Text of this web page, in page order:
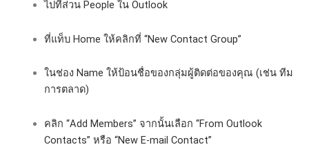
ไปที่ส่วน People ใน Outlook
ที่แท็บ Home ให้คลิกที่ “New Contact Group”
ในช่อง Name ให้ป้อนชื่อของกลุ่มผู้ติดต่อของคุณ (เช่น ทีม
การตลาด)
คลิก “Add Members” จากนั้นเลือก “From Outlook
Contacts” หรือ “New E-mail Contact”